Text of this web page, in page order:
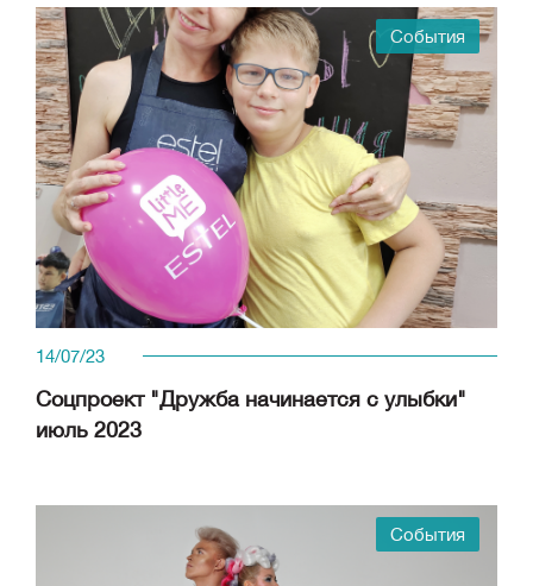
События
14/07/23
Соцпроект "Дружба начинается с улыбки"
июль 2023
События